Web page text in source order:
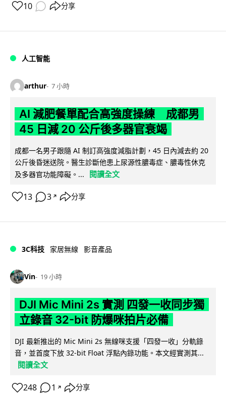
10 分享
人工智能
arthur 7 小時
AI 減肥餐單配合高強度操練 成都男
45 日減 20 公斤後多器官衰竭
成都一名男子跟隨 AI 制訂高強度減脂計劃，45 日內減去約 20
公斤後昏迷送院。醫生診斷他患上尿源性膿毒症、膿毒性休克
及多器官功能障礙。...
閱讀全文
13 3 ↗ 分享
3C科技 家居無線 影音產品
Vin 19 小時
DJI Mic Mini 2s 實測 四發一收同步獨
立錄音 32-bit 防爆咪拍片必備
DJI 最新推出的 Mic Mini 2s 無線咪支援「四發一收」分軌錄
音，並首度下放 32-bit Float 浮點內錄功能。本文經實測其...
閱讀全文
248 1 ↗ 分享